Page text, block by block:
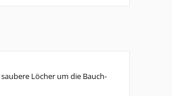
saubere Löcher um die Bauch-